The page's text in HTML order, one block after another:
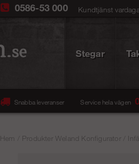
0586-53 000 Kundtjänst
Stegar
Snabba leveranser Service hela vägen
Hem Produkter Weland Konfigurator/